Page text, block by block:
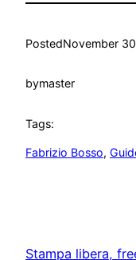
PostedNovember
bymaster
Tags:
Fabrizio Bosso,
Stampa libera,